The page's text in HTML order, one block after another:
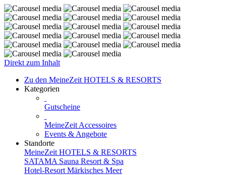
Direkt zum Inhalt
Zu den MeineZeit HOTELS & RESORTS
Kategorien
Gutscheine
MeineZeit Accessoires
Events & Angebote
Standorte
MeineZeit HOTELS & RESORTS
SATAMA Sauna Resort & Spa
Hotel-Resort Märkisches Meer